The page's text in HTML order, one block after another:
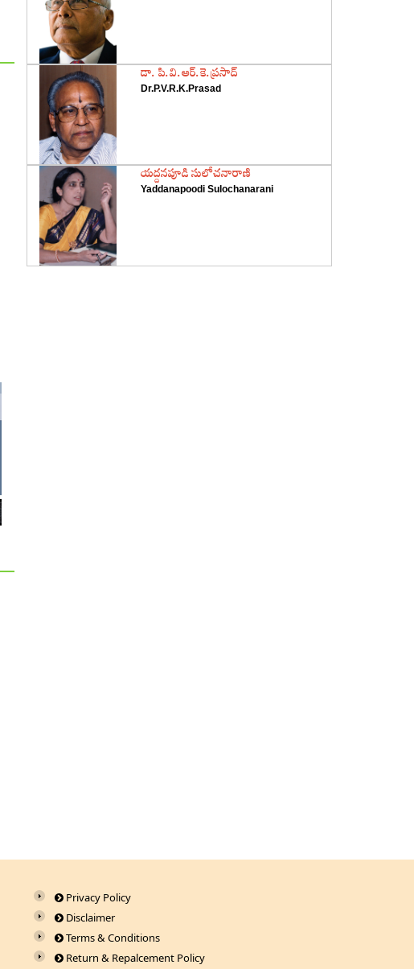
‌డా. పి.వి.ఆర్‌.కె.ప్రసాద్‌
Dr.P.V.R.K.Prasad
‌యద్దనపూడి సులోచనారాణి
Yaddanapoodi Sulochanarani
Privacy Policy
Disclaimer
Terms & Conditions
Return & Repalcement Policy